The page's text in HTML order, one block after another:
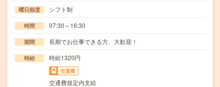
曜日頻度 シフト制
時間 07:30～16:30
期間 長期でお仕事できる方、大歓迎！
時給 時給1320円
交通費
交通費規定内支給